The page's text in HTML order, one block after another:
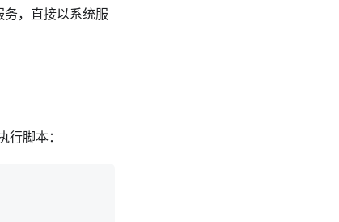
，直接以系统服
脚本：